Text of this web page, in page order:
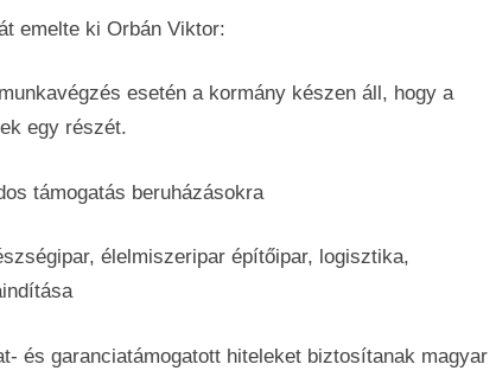
emelte ki Orbán Viktor:
esetén a kormány készen áll, hogy a
egy részét.
támogatás beruházásokra
élelmiszeripar építőipar, logisztika,
és garanciatámogatott hiteleket biztosítanak magyar